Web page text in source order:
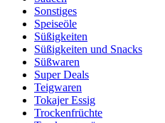
Sonstiges
Speiseöle
Süßigkeiten
Süßigkeiten und Snacks
Süßwaren
Super Deals
Teigwaren
Tokajer Essig
Trockenfrüchte